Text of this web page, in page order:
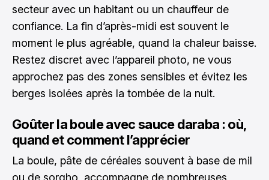
secteur avec un habitant ou un chauffeur de
confiance. La fin d’après-midi est souvent le
moment le plus agréable, quand la chaleur baisse.
Restez discret avec l’appareil photo, ne vous
approchez pas des zones sensibles et évitez les
berges isolées après la tombée de la nuit.
Goûter la boule avec sauce daraba : où,
quand et comment l’apprécier
La boule, pâte de céréales souvent à base de mil
ou de sorgho, accompagne de nombreuses